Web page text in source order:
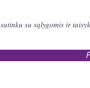
sutinku su sąlygomis ir